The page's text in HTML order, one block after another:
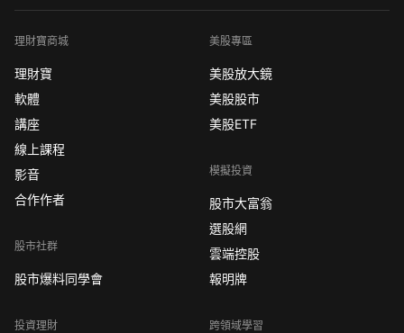
理財寶商城
理財寶
軟體
講座
線上課程
影音
合作作者
股市社群
股市爆料同學會
投資理財
美股專區
美股放大鏡
美股股市
美股ETF
模擬投資
股市大富翁
選股網
雲端控股
報明牌
跨領域學習